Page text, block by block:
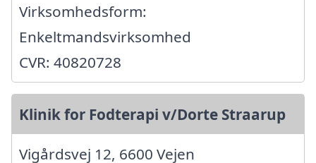
Virksomhedsform:
Enkeltmandsvirksomhed
CVR: 40820728
Klinik for Fodterapi v/Dorte Straarup
Vigårdsvej 12, 6600 Vejen